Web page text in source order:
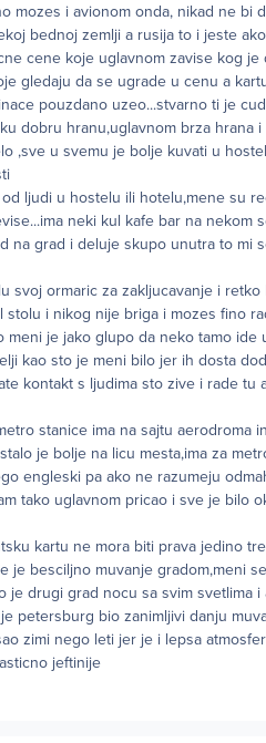
mozes i avionom onda, nikad ne bi
bednoj zemlji a rusija to i jeste
cene koje uglavnom zavise kog je
gledaju da se ugrade u cenu a
pouzdano uzeo...stvarno ti je
dobru hranu,uglavnom brza hrana
,sve u svemu je bolje kuvati u
ljudi u hostelu ili hotelu,mene su
neki kul kafe bar na nekom
na grad i deluje skupo unutra to mi
svoj ormaric za zakljucavanje i
i nikog nije briga i mozes fino
meni je jako glupo da neko tamo ide
kao sto je meni bilo jer ih dosta
kontakt s ljudima sto zive i rade tu
stanice ima na sajtu aerodroma
je bolje na licu mesta,ima za
engleski pa ako ne razumeju
tako uglavnom pricao i sve je bilo
kartu ne mora biti prava jedino
je besciljno muvanje gradom,meni
je drugi grad nocu sa svim svetlima
petersburg bio zanimljivi danju
zimi nego leti jer je i lepsa
jeftinije